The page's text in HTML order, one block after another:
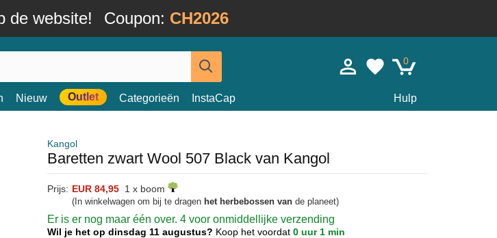
de website! Coupon: CH2026
0
Nieuw Outlet Categorieën InstaCap Hulp
Kangol
Baretten zwart Wool 507 Black van Kangol
Prijs: EUR 84,95 1 x boom
(In winkelwagen om bij te dragen het herbebossen van de planeet)
Er is er nog maar één over. 4 voor onmiddellijke verzending
Wil je het op dinsdag 11 augustus? Koop het voordat 0 uur 1 min